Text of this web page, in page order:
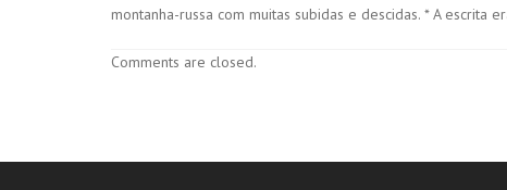
montanha-russa com muitas subidas e descidas. * A
Comments are closed.